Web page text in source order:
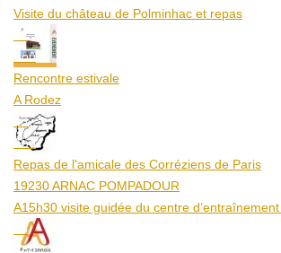
Visite du château de Polminhac et repas
12
Aoû
Rencontre estivale
A Rodez
23
Aoû
Repas de l'amicale des Corréziens de Paris
19230 ARNAC POMPADOUR
A15h30 visite guidée du centre
25
Aoû